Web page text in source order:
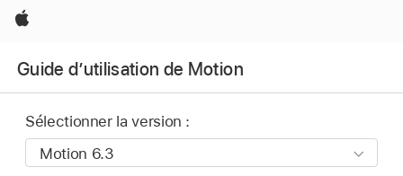
Apple
Guide d’utilisation de Motion
Sélectionner la version :